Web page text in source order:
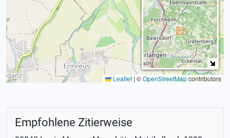
Leaflet | ©OpenStreetMapcontributors
Empfohlene Zitierweise